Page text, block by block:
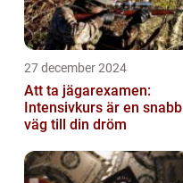
27 december 2024
Att ta jägarexamen:
Intensivkurs är en snabb
väg till din dröm